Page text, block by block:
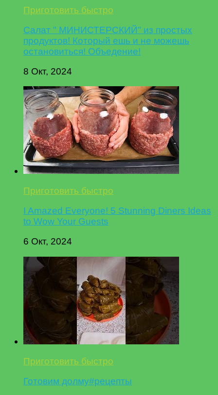
Приготовить быстро
Салат " МИНИСТЕРСКИЙ" из простых
продуктов! Который ешь и не можешь
остановиться! Объедение!
8 Окт, 2024
Приготовить быстро
I Amazed Everyone! 5 Stunning Diners Ideas
to Wow Your Guests
6 Окт, 2024
Приготовить быстро
Готовим долму#рецепты